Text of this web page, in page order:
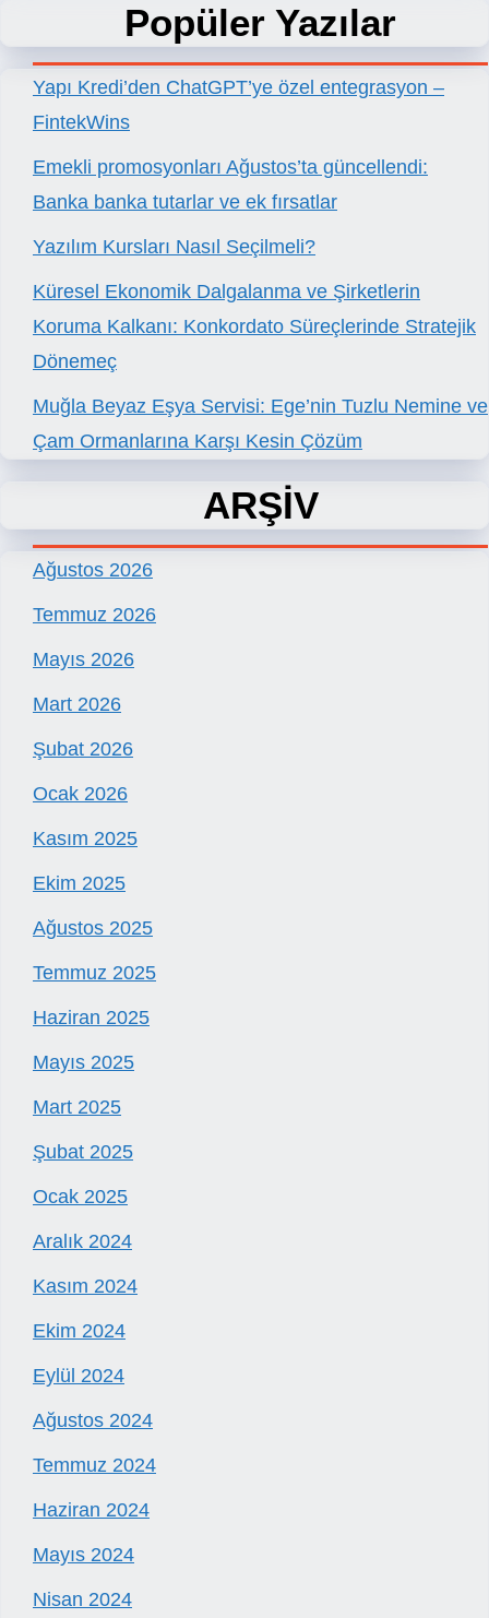
Popüler Yazılar
Yapı Kredi’den ChatGPT’ye özel entegrasyon –
FintekWins
Emekli promosyonları Ağustos’ta güncellendi:
Banka banka tutarlar ve ek fırsatlar
Yazılım Kursları Nasıl Seçilmeli?
Küresel Ekonomik Dalgalanma ve Şirketlerin
Koruma Kalkanı: Konkordato Süreçlerinde Stratejik
Dönemeç
Muğla Beyaz Eşya Servisi: Ege’nin Tuzlu Nemine ve
Çam Ormanlarına Karşı Kesin Çözüm
ARŞİV
Ağustos 2026
Temmuz 2026
Mayıs 2026
Mart 2026
Şubat 2026
Ocak 2026
Kasım 2025
Ekim 2025
Ağustos 2025
Temmuz 2025
Haziran 2025
Mayıs 2025
Mart 2025
Şubat 2025
Ocak 2025
Aralık 2024
Kasım 2024
Ekim 2024
Eylül 2024
Ağustos 2024
Temmuz 2024
Haziran 2024
Mayıs 2024
Nisan 2024